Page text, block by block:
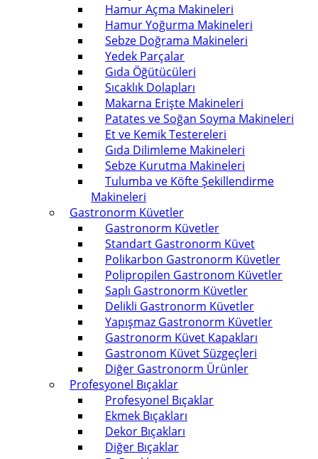
Hamur Açma Makineleri
Hamur Yoğurma Makineleri
Sebze Doğrama Makineleri
Yedek Parçalar
Gıda Öğütücüleri
Sıcaklık Dolapları
Makarna Erişte Makineleri
Patates ve Soğan Soyma Makineleri
Et ve Kemik Testereleri
Gıda Dilimleme Makineleri
Sebze Kurutma Makineleri
Tulumba ve Köfte Şekillendirme
Makineleri
Gastronorm Küvetler
Gastronorm Küvetler
Standart Gastronorm Küvet
Polikarbon Gastronorm Küvetler
Polipropilen Gastronom Küvetler
Saplı Gastronorm Küvetler
Delikli Gastronorm Küvetler
Yapışmaz Gastronorm Küvetler
Gastronorm Küvet Kapakları
Gastronom Küvet Süzgeçleri
Diğer Gastronorm Ürünler
Profesyonel Bıçaklar
Profesyonel Bıçaklar
Ekmek Bıçakları
Dekor Bıçakları
Diğer Bıçaklar